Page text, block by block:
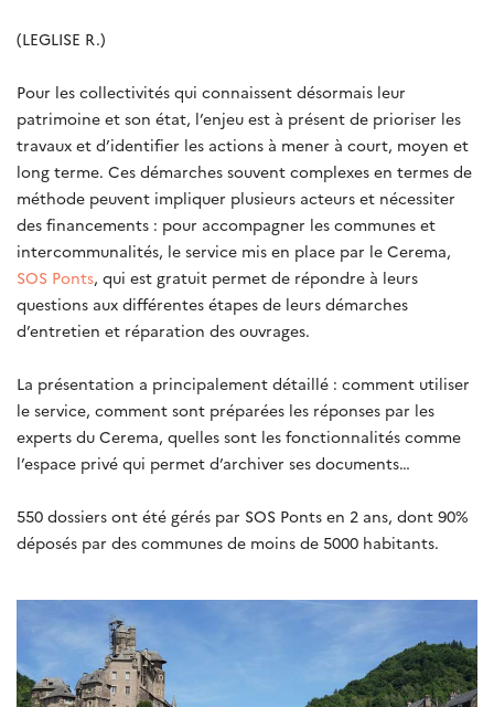
(LEGLISE R.)
Pour les collectivités qui connaissent désormais leur
patrimoine et son état, l’enjeu est à présent de prioriser les
travaux et d’identifier les actions à mener à court, moyen et
long terme. Ces démarches souvent complexes en termes de
méthode peuvent impliquer plusieurs acteurs et nécessiter
des financements : pour accompagner les communes et
intercommunalités, le service mis en place par le Cerema,
SOS Ponts, qui est gratuit permet de répondre à leurs
questions aux différentes étapes de leurs démarches
d’entretien et réparation des ouvrages.
La présentation a principalement détaillé : comment utiliser
le service, comment sont préparées les réponses par les
experts du Cerema, quelles sont les fonctionnalités comme
l’espace privé qui permet d’archiver ses documents…
550 dossiers ont été gérés par SOS Ponts en 2 ans, dont 90%
déposés par des communes de moins de 5000 habitants.